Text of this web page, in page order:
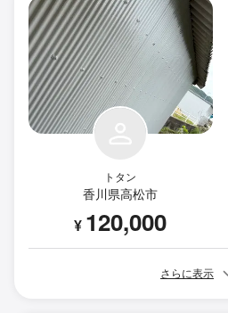
トタン
香川県高松市
¥ 120,000
さらに表示